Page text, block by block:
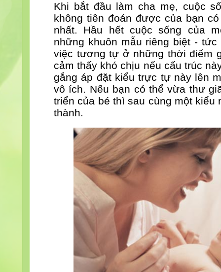
Khi bắt đầu làm cha mẹ, cuộc
không tiên đoán được của bạn
nhất. Hầu hết cuộc sống của
những khuôn mẫu riêng biệt -
việc tương tự ở những thời điểm
cảm thấy khó chịu nếu cấu trúc
gắng áp đặt kiểu trực tự này lên
vô ích. Nếu bạn có thể vừa thư
triển của bé thì sau cùng một kiểu
thành.